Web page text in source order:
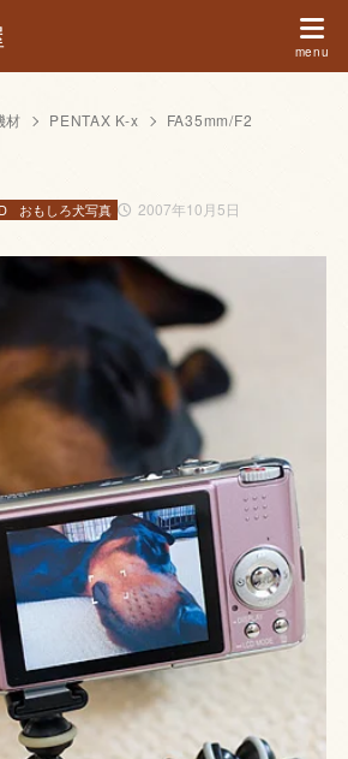
材 PENTAX K-x FA35mm/F2
2007年10月5日
おもしろ犬写真